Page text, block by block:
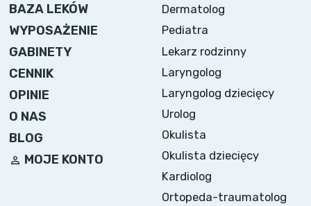
BAZA LEKÓW
WYPOSAŻENIE
GABINETY
CENNIK
OPINIE
O NAS
BLOG
MOJE KONTO
Dermatolog
Pediatra
Lekarz rodzinny
Laryngolog
Laryngolog dziecięcy
Urolog
Okulista
Okulista dziecięcy
Kardiolog
Ortopeda-traumatolog